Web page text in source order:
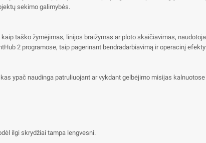
sekimo galimybės.
taško žymėjimas, linijos braižymas ar ploto skaičiavimas,
2 programose, taip pagerinant bendradarbiavimą ir operacinį
ypač naudinga patruliuojant ar vykdant gelbėjimo misijas
ilgi skrydžiai tampa lengvesni.